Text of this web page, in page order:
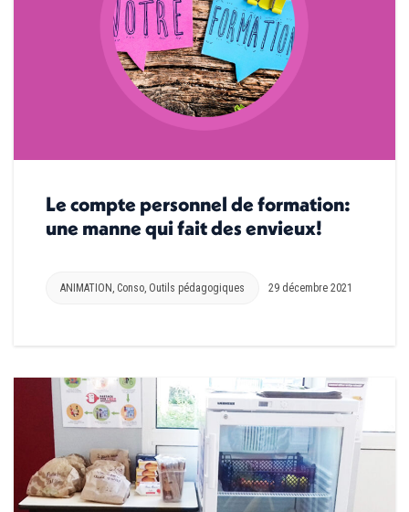
Le compte personnel de formation:
une manne qui fait des envieux!
ANIMATION, Conso, Outils pédagogiques 29 décembre 2021